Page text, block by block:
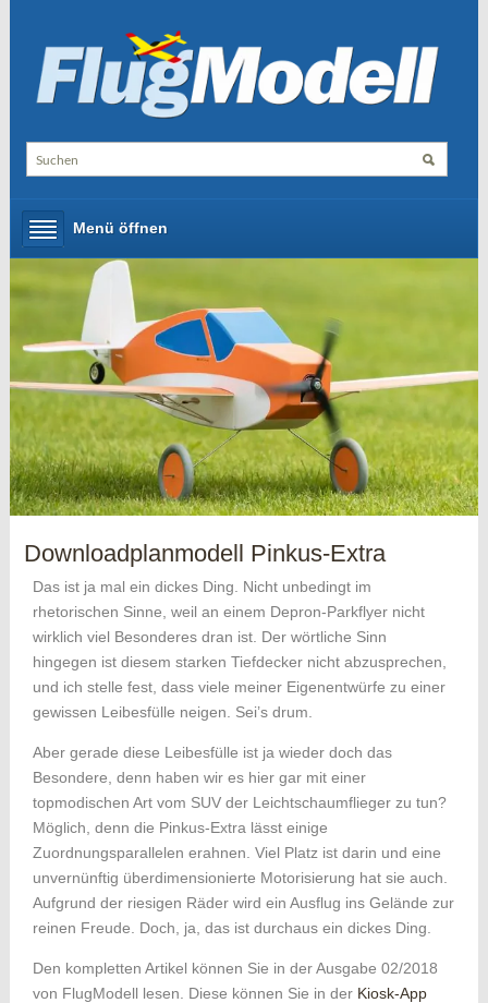
Menü öffnen
Downloadplanmodell Pinkus-Extra
Das ist ja mal ein dickes Ding. Nicht unbedingt im
rhetorischen Sinne, weil an einem Depron-Parkflyer nicht
wirklich viel Besonderes dran ist. Der wörtliche Sinn
hingegen ist diesem starken Tiefdecker nicht abzusprechen,
und ich stelle fest, dass viele meiner Eigenentwürfe zu einer
gewissen Leibesfülle neigen. Sei’s drum.
Aber gerade diese Leibesfülle ist ja wieder doch das
Besondere, denn haben wir es hier gar mit einer
topmodischen Art vom SUV der Leichtschaumflieger zu tun?
Möglich, denn die Pinkus-Extra lässt einige
Zuordnungsparallelen erahnen. Viel Platz ist darin und eine
unvernünftig überdimensionierte Motorisierung hat sie auch.
Aufgrund der riesigen Räder wird ein Ausflug ins Gelände zur
reinen Freude. Doch, ja, das ist durchaus ein dickes Ding.
Den kompletten Artikel können Sie in der Ausgabe 02/2018
von FlugModell lesen. Diese können Sie in der Kiosk-App